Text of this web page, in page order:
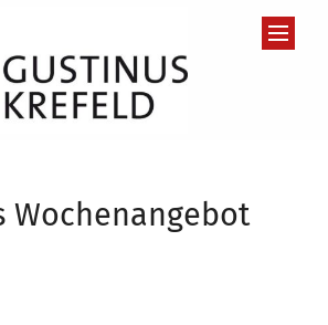
Wochenangebot